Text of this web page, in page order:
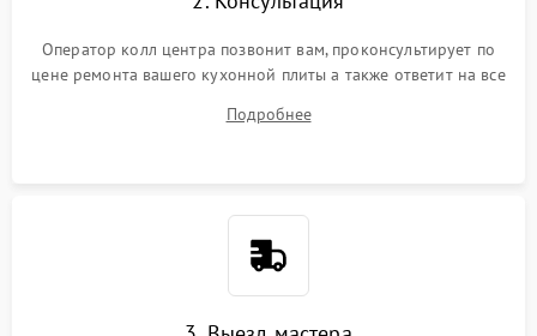
Оператор колл центра позвонит вам, проконсультирует по
цене ремонта вашего кухонной плиты а также ответит на все
Подробнее